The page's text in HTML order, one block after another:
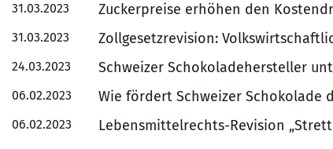
31.03.2023 Zuckerpreise erhöhen den
31.03.2023 Zollgesetzrevision:
24.03.2023 Schweizer Schokoladehersteller
06.02.2023 Wie fördert Schweizer Schokolade
06.02.2023 Lebensmittelrechts-Revision